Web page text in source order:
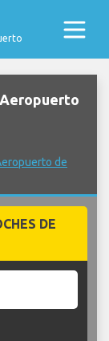
Aeropuerto
de
DE